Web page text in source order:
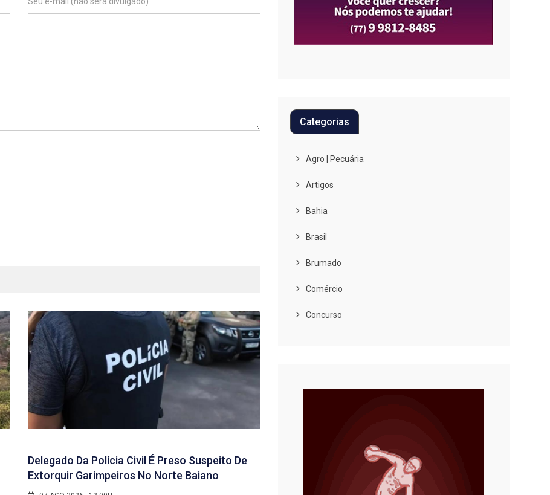
Delegado Da Polícia Civil É Preso Suspeito De
Extorquir Garimpeiros No Norte Baiano
Categorias
Agro | Pecuária
Artigos
Bahia
Brasil
Brumado
Comércio
Concurso